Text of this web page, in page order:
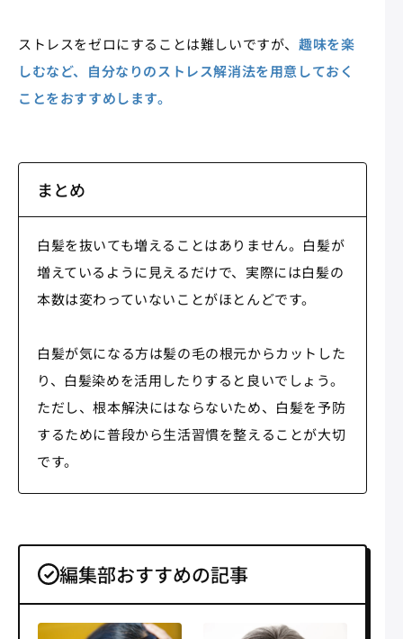
ストレスをゼロにすることは難しいですが、 趣味を楽
しむなど、自分なりのストレス解消法を用意しておく
ことをおすすめします。
まとめ
白髪を抜いても増えることはありません。白髪が
増えているように見えるだけで、実際には白髪の
本数は変わっていないことがほとんどです。
白髪が気になる方は髪の毛の根元からカットした
り、白髪染めを活用したりすると良いでしょう。
ただし、根本解決にはならないため、白髪を予防
するために普段から生活習慣を整えることが大切
です。
編集部おすすめの記事